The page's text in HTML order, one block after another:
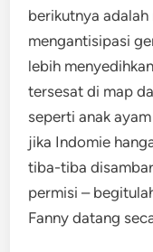
berikutnya
mengantisipasi
lebih
tersesat di map
seperti anak
jika Indomie
tiba-tiba
permisi –
Fanny datang